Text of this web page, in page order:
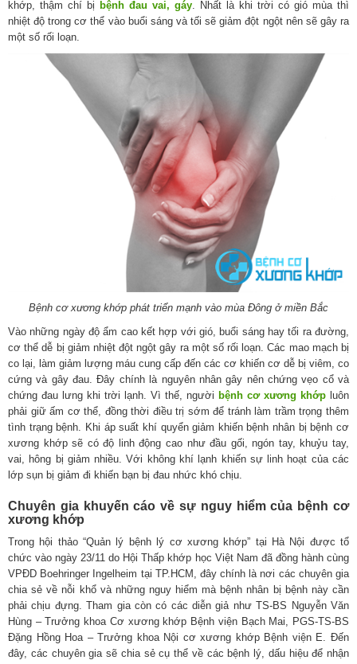
khớp, thậm chí bị bệnh đau vai, gáy. Nhất là khi trời có gió mùa thì
nhiệt độ trong cơ thể vào buổi sáng và tối sẽ giảm đột ngột nên sẽ gây ra
một số rối loạn.
Bệnh cơ xương khớp phát triển mạnh vào mùa Đông ở miền Bắc
Vào những ngày độ ẩm cao kết hợp với gió, buổi sáng hay tối ra đường,
cơ thể dễ bị giảm nhiệt đột ngột gây ra một số rối loạn. Các mao mạch bị
co lại, làm giảm lượng máu cung cấp đến các cơ khiến cơ dễ bị viêm, co
cứng và gây đau. Đây chính là nguyên nhân gây nên chứng vẹo cổ và
chứng đau lưng khi trời lạnh. Vì thế, người bệnh cơ xương khớp luôn
phải giữ ấm cơ thể, đồng thời điều trị sớm để tránh làm trầm trọng thêm
tình trạng bệnh. Khi áp suất khí quyển giảm khiến bệnh nhân bị bệnh cơ
xương khớp sẽ có độ linh động cao như đầu gối, ngón tay, khuỷu tay,
vai, hông bị giảm nhiều. Với không khí lạnh khiến sự linh hoạt của các
lớp sụn bị giảm đi khiến bạn bị đau nhức khó chịu.
Chuyên gia khuyến cáo về sự nguy hiểm của bệnh cơ
xương khớp
Trong hội thảo “Quản lý bệnh lý cơ xương khớp” tại Hà Nội được tổ
chức vào ngày 23/11 do Hội Thấp khớp học Việt Nam đã đồng hành cùng
VPĐD Boehringer Ingelheim tại TP.HCM, đây chính là nơi các chuyên gia
chia sẻ về nỗi khổ và những nguy hiểm mà bệnh nhân bị bệnh này cần
phải chịu đựng. Tham gia còn có các diễn giả như TS-BS Nguyễn Văn
Hùng – Trưởng khoa Cơ xương khớp Bệnh viện Bạch Mai, PGS-TS-BS
Đặng Hồng Hoa – Trưởng khoa Nội cơ xương khớp Bệnh viện E. Đến
đây, các chuyên gia sẽ chia sẻ cụ thể về các bệnh lý, dấu hiệu để nhận